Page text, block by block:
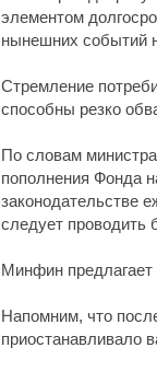
элементом
нынешних событий
Стремление
способны резко
По словам
пополнения Фонда
законодательстве
следует проводить
Минфин предлагает
Напомним, что
приостанавливало